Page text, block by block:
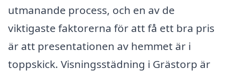
utmanande process, och en av de
viktigaste faktorerna för att få ett bra pris
är att presentationen av hemmet är i
toppskick. Visningsstädning i Grästorp är